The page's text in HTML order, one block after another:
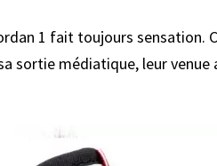
1 fait toujours sensation.
sortie médiatique, leur